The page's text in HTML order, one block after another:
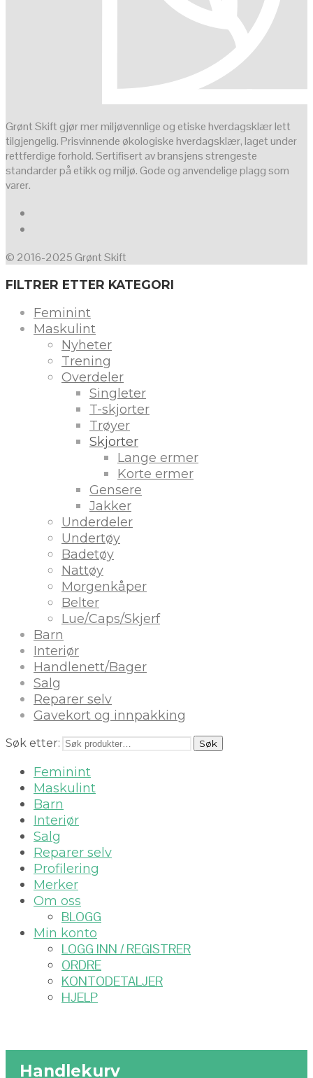
Grønt Skift gjør mer miljøvennlige og etiske hverdagsklær lett
tilgjengelig. Prisvinnende økologiske hverdagsklær, laget under
rettferdige forhold. Sertifisert av bransjens strengeste
standarder på etikk og miljø. Gode og anvendelige plagg som
varer.
© 2016-2025 Grønt Skift
FILTRER ETTER KATEGORI
Feminint
Maskulint
Nyheter
Trening
Overdeler
Singleter
T-skjorter
Trøyer
Skjorter
Lange ermer
Korte ermer
Gensere
Jakker
Underdeler
Undertøy
Badetøy
Nattøy
Morgenkåper
Belter
Lue/Caps/Skjerf
Barn
Interiør
Handlenett/Bager
Salg
Reparer selv
Gavekort og innpakking
Søk etter: Søk
Feminint
Maskulint
Barn
Interiør
Salg
Reparer selv
Profilering
Merker
Om oss
BLOGG
Min konto
LOGG INN / REGISTRER
ORDRE
KONTODETALJER
HJELP
Handlekurv